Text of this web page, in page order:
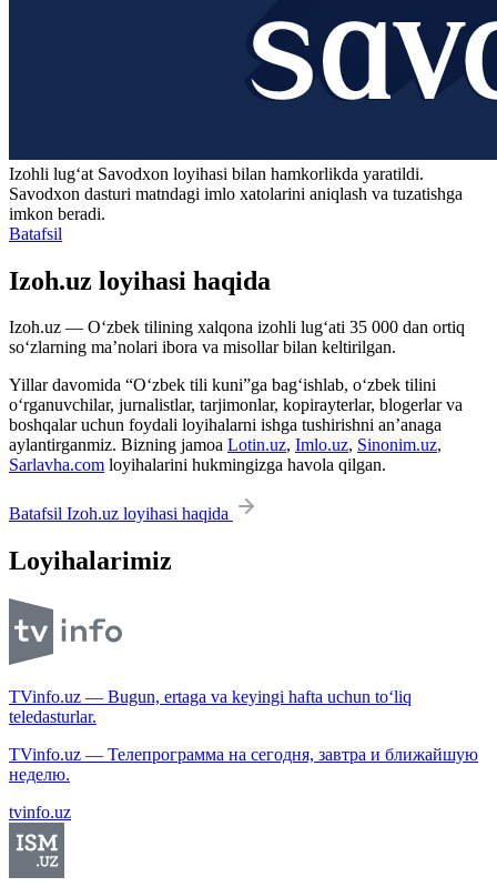
Izohli lugʻat Savodxon loyihasi bilan hamkorlikda yaratildi.
Savodxon dasturi matndagi imlo xatolarini aniqlash va tuzatishga
imkon beradi.
Batafsil
Izoh.uz loyihasi haqida
Izoh.uz — O‘zbek tilining xalqona izohli lug‘ati 35 000 dan ortiq
so‘zlarning ma’nolari ibora va misollar bilan keltirilgan.
Yillar davomida “O‘zbek tili kuni”ga bag‘ishlab, o‘zbek tilini
o‘rganuvchilar, jurnalistlar, tarjimonlar, kopirayterlar, blogerlar va
boshqalar uchun foydali loyihalarni ishga tushirishni an’anaga
aylantirganmiz. Bizning jamoa Lotin.uz, Imlo.uz, Sinonim.uz,
Sarlavha.com loyihalarini hukmingizga havola qilgan.
Batafsil Izoh.uz loyihasi haqida
Loyihalarimiz
TVinfo.uz — Bugun, ertaga va keyingi hafta uchun to‘liq
teledasturlar.
TVinfo.uz — Телепрограмма на сегодня, завтра и ближайшую
неделю.
tvinfo.uz